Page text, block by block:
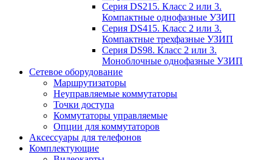
Серия DS215. Класс 2 или 3.
Компактные однофазные УЗИП
Серия DS415. Класс 2 или 3.
Компактные трехфазные УЗИП
Серия DS98. Класс 2 или 3.
Моноблочные однофазные УЗИП
Сетевое оборудование
Маршрутизаторы
Неуправляемые коммутаторы
Точки доступа
Коммутаторы управляемые
Опции для коммутаторов
Аксессуары для телефонов
Комплектующие